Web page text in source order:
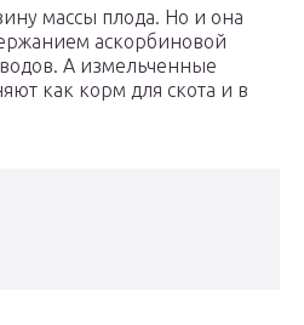
массы плода. Но и она
аскорбиновой
А измельченные
как корм для скота и в